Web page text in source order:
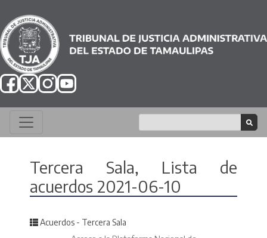
Tercera Sala, Lista de
acuerdos 2021-06-10
Posted in
Acuerdos - Tercera Sala